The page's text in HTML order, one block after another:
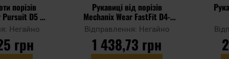
порізів
Pursuit D5 -
Негайно
грн
Рукавиці від порізів
Mechanix Wear FastFit D4-
360 - Covert Black
Відправлення: Негайно
1 438,73 грн